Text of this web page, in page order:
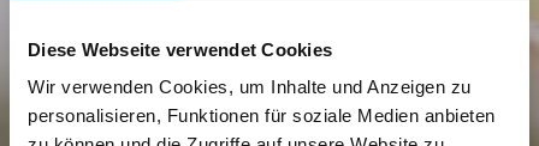
Diese Webseite verwendet Cookies
Wir verwenden Cookies, um Inhalte und Anzeigen zu
personalisieren, Funktionen für soziale Medien anbieten